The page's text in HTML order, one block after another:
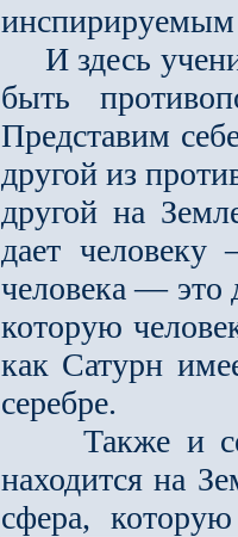
инспирируемым
И здесь
быть
Представим
другой из
другой на
дает
человека — это
которую
как Сатурн
серебре.
Также и
находится на
сфера,